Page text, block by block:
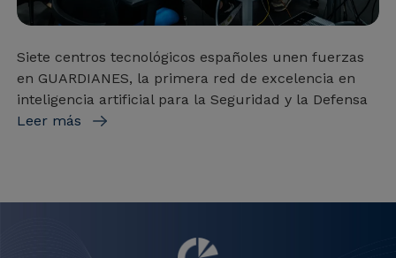
Siete centros tecnológicos españoles unen fuerzas
en GUARDIANES, la primera red de excelencia en
inteligencia artificial para la Seguridad y la Defensa
Leer más